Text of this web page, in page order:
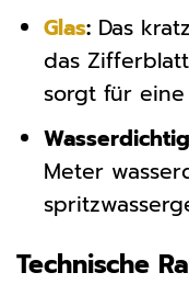
Glas:Das
das
sorgt für
Meter
Technische